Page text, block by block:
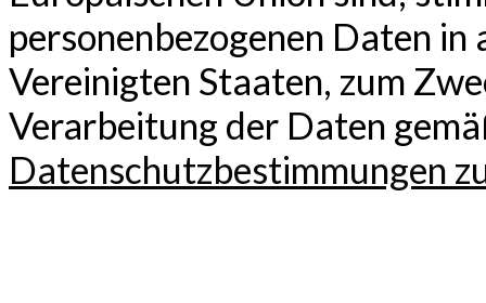
personenbezogenen Daten
Vereinigten Staaten, zum
Verarbeitung der Daten
Datenschutzbestimmungen